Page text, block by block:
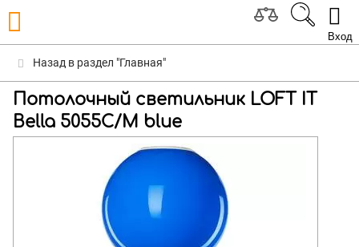
Вход
Назад в раздел "Главная"
Потолочный светильник LOFT IT
Bella 5055C/M blue